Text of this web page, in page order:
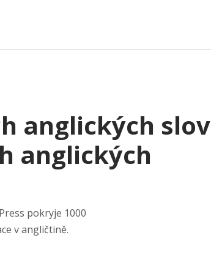
anglických slov
anglických
pokryje 1000
v angličtině.